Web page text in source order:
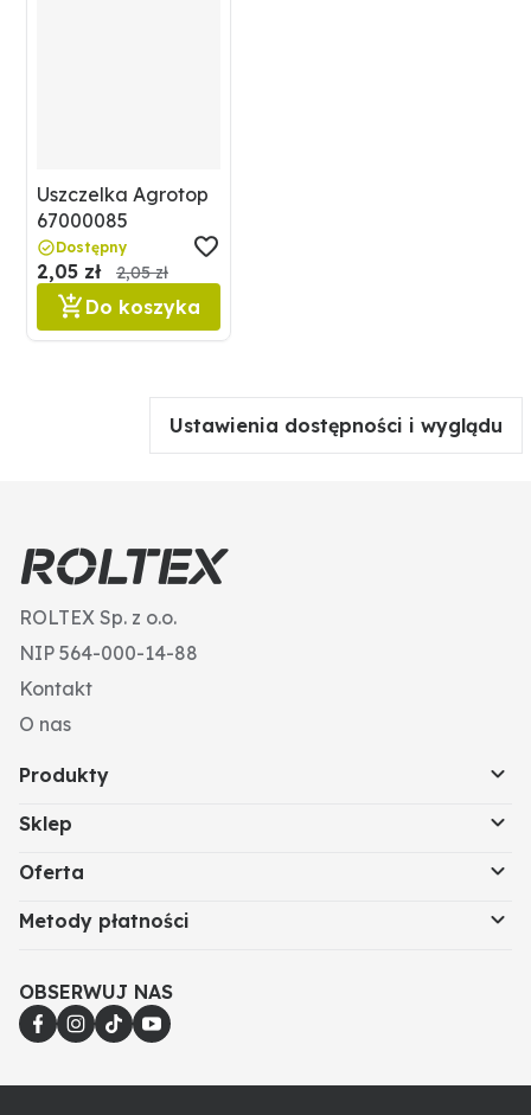
Uszczelka Agrotop
67000085
Dostępny
2,05 zł 2,05 zł
Do koszyka
Ustawienia dostępności i wyglądu
ROLTEX Sp. z o.o.
NIP 564-000-14-88
Kontakt
O nas
Produkty
Sklep
Oferta
Metody płatności
OBSERWUJ NAS